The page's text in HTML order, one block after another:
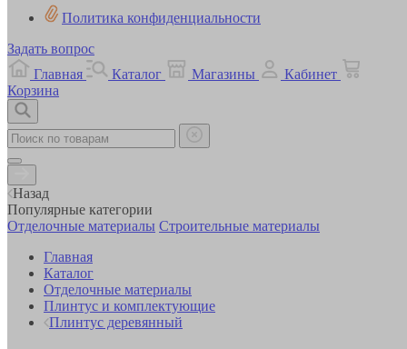
Политика конфиденциальности
Задать вопрос
Главная
Каталог Магазины
Кабинет
Корзина
Назад
Популярные категории
Отделочные материалы Строительные материалы
Главная
Каталог
Отделочные материалы
Плинтус и комплектующие
Плинтус деревянный